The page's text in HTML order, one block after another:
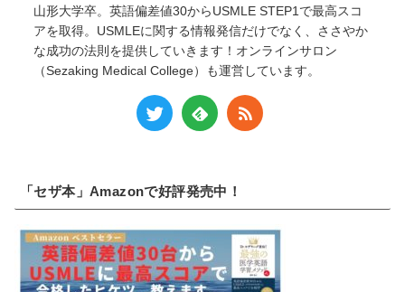
山形大学卒。英語偏差値30からUSMLE STEP1で最高スコ
アを取得。USMLEに関する情報発信だけでなく、ささやか
な成功の法則を提供していきます！オンラインサロン
（Sezaking Medical College）も運営しています。
「セザ本」Amazonで好評発売中！